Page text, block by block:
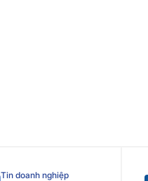
Tin doanh nghiệp